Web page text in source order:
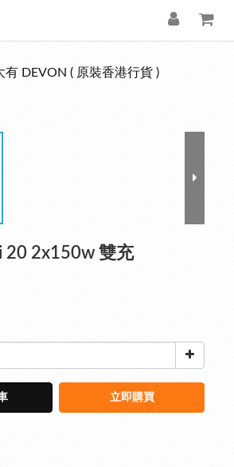
有 DEVON ( 原裝香港行貨 )
20 2x150w 雙充
立即購買